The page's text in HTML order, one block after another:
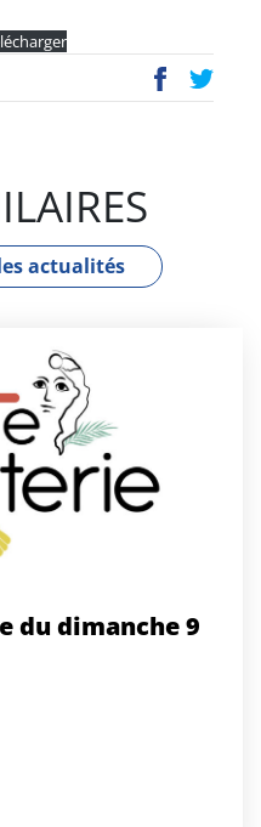
ac
wi
actualités
du dimanche 9